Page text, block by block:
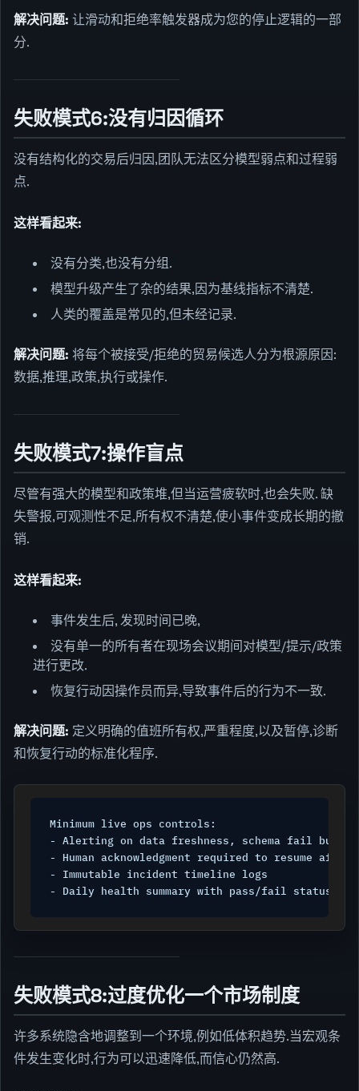
解决问题: 让滑动和拒绝率触发器成为您的停止逻辑的一部
分.
失败模式6:没有归因循环
没有结构化的交易后归因,团队无法区分模型弱点和过程弱
点.
这样看起来:
没有分类,也没有分组.
模型升级产生了杂的结果,因为基线指标不清楚.
人类的覆盖是常见的,但未经记录.
解决问题: 将每个被接受/拒绝的贸易候选人分为根源原因:
数据,推理,政策,执行或操作.
失败模式7:操作盲点
尽管有强大的模型和政策堆,但当运营疲软时,也会失败. 缺
失警报,可观测性不足,所有权不清楚,使小事件变成长期的撤
销.
这样看起来:
事件发生后, 发现时间已晚,
没有单一的所有者在现场会议期间对模型/提示/政策
进行更改.
恢复行动因操作员而异,导致事件后的行为不一致.
解决问题: 定义明确的值班所有权,严重程度,以及暂停,诊断
和恢复行动的标准化程序.
Minimum live ops controls:
- Alerting on data freshness, schema fail
- Human acknowledgment required to resume
- Immutable incident timeline logs
失败模式8:过度优化一个市场制度
许多系统隐含地调整到一个环境,例如低体积趋势.当宏观条
件发生变化时,行为可以迅速降低,而信心仍然高.